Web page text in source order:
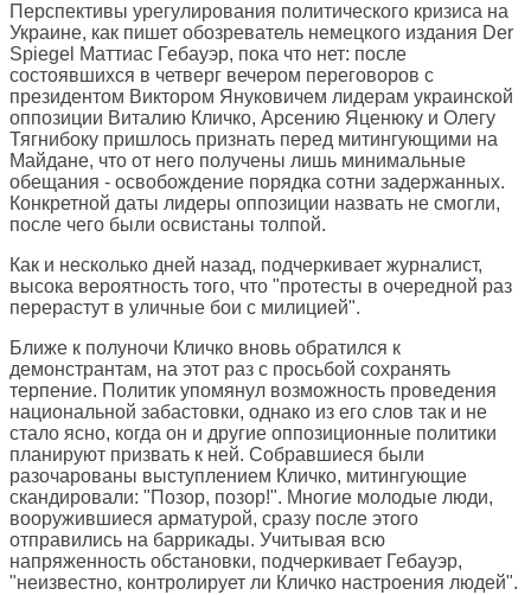
Перспективы урегулирования политического кризиса на
Украине, как пишет обозреватель немецкого издания Der
Spiegel Маттиас Гебауэр, пока что нет: после
состоявшихся в четверг вечером переговоров с
президентом Виктором Януковичем лидерам украинской
оппозиции Виталию Кличко, Арсению Яценюку и Олегу
Тягнибоку пришлось признать перед митингующими на
Майдане, что от него получены лишь минимальные
обещания - освобождение порядка сотни задержанных.
Конкретной даты лидеры оппозиции назвать не смогли,
после чего были освистаны толпой.
Как и несколько дней назад, подчеркивает журналист,
высока вероятность того, что "протесты в очередной раз
перерастут в уличные бои с милицией".
Ближе к полуночи Кличко вновь обратился к
демонстрантам, на этот раз с просьбой сохранять
терпение. Политик упомянул возможность проведения
национальной забастовки, однако из его слов так и не
стало ясно, когда он и другие оппозиционные политики
планируют призвать к ней. Собравшиеся были
разочарованы выступлением Кличко, митингующие
скандировали: "Позор, позор!". Многие молодые люди,
вооружившиеся арматурой, сразу после этого
отправились на баррикады. Учитывая всю
напряженность обстановки, подчеркивает Гебауэр,
"неизвестно, контролирует ли Кличко настроения людей".